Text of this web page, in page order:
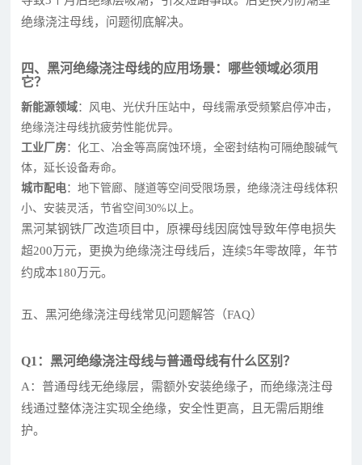
绝缘浇注母线，问题彻底解决。
四、黑河绝缘浇注母线的应用场景：哪些领域必须用
它？
新能源领域：风电、光伏升压站中，母线需承受频繁启停冲击，
绝缘浇注母线抗疲劳性能优异。
工业厂房：化工、冶金等高腐蚀环境，全密封结构可隔绝酸碱气
体，延长设备寿命。
城市配电：地下管廊、隧道等空间受限场景，绝缘浇注母线体积
小、安装灵活，节省空间30%以上。
黑河某钢铁厂改造项目中，原裸母线因腐蚀导致年停电损失
超200万元，更换为绝缘浇注母线后，连续5年零故障，年节
约成本180万元。
五、黑河绝缘浇注母线常见问题解答（FAQ）
Q1：黑河绝缘浇注母线与普通母线有什么区别？
A：普通母线无绝缘层，需额外安装绝缘子，而绝缘浇注母
线通过整体浇注实现全绝缘，安全性更高，且无需后期维
护。